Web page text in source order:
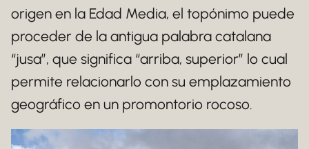
origen en la Edad Media, el topónimo puede
proceder de la antigua palabra catalana
“jusa”, que significa “arriba, superior” lo cual
permite relacionarlo con su emplazamiento
geográfico en un promontorio rocoso.